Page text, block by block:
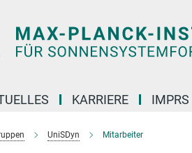
KARRIERE IMPRS
UniSDyn Mitarbeiter